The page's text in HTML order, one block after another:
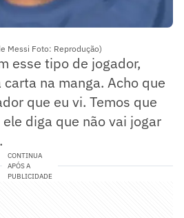
Messi Foto: Reprodução)
esse tipo de jogador,
na manga. Acho que
que eu vi. Temos que
diga que não vai jogar
CONTINUA
APÓS A
PUBLICIDADE